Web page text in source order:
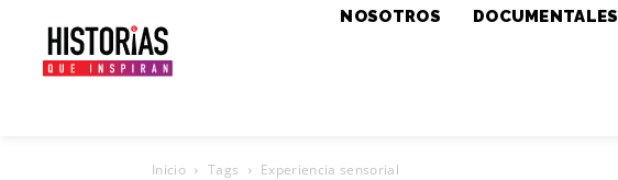
NOSOTROS DOCUMENTALES
Inicio Tags Experiencia sensorial